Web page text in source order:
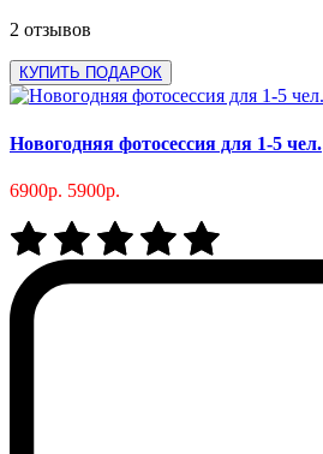
2 отзывов
КУПИТЬ ПОДАРОК
Новогодняя фотосессия для 1-5 чел.
6900р. 5900р.